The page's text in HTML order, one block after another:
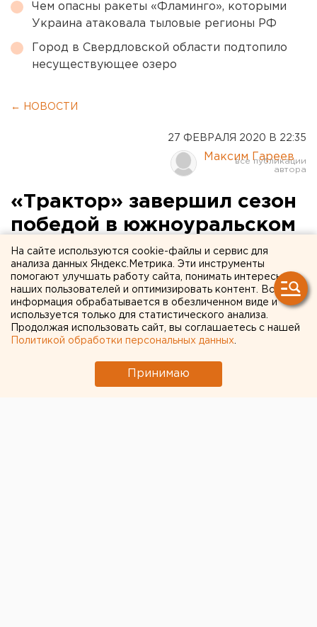
Чем опасны ракеты «Фламинго», которыми
Украина атаковала тыловые регионы РФ
Город в Свердловской области подтопило
несуществующее озеро
← НОВОСТИ
27 ФЕВРАЛЯ 2020 В 22:35
Максим Гареев
«Трактор» завершил сезон
победой в южноуральском
дерби
На сайте используются cookie-файлы и сервис для
анализа данных Яндекс.Метрика. Эти инструменты
помогают улучшать работу сайта, понимать интересы
наших пользователей и оптимизировать контент. Вся
информация обрабатывается в обезличенном виде и
используется только для статистического анализа.
Продолжая использовать сайт, вы соглашаетесь с нашей
Политикой обработки персональных данных
Принимаю